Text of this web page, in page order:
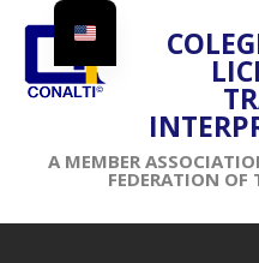
A MEMBER
FEDERATION OF